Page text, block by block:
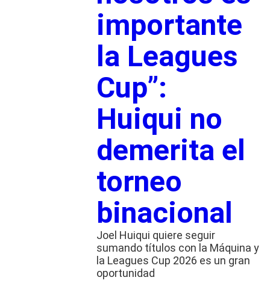
importante
la Leagues
Cup”:
Huiqui no
demerita el
torneo
binacional
Joel Huiqui quiere seguir
sumando títulos con la Máquina y
la Leagues Cup 2026 es un gran
oportunidad